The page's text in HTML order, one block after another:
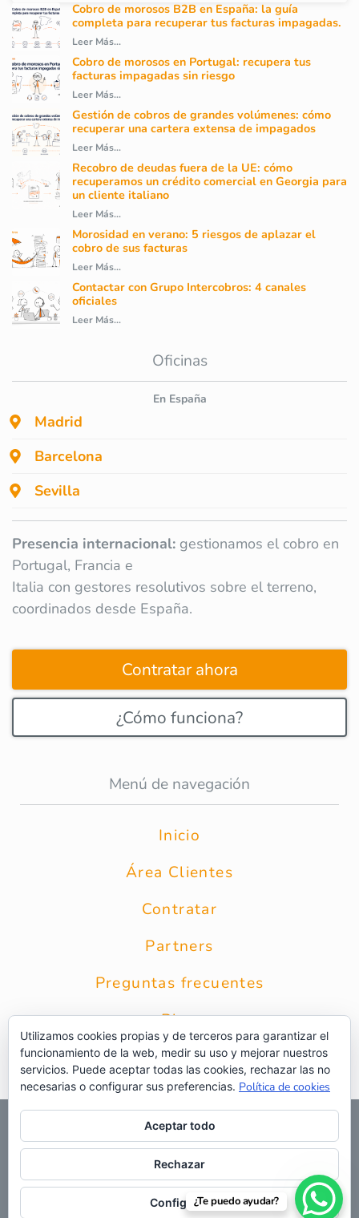
Cobro de morosos B2B en España: la guía
completa para recuperar tus facturas impagadas.
Leer Más...
Cobro de morosos en Portugal: recupera tus
facturas impagadas sin riesgo
Leer Más...
Gestión de cobros de grandes volúmenes: cómo
recuperar una cartera extensa de impagados
Leer Más...
Recobro de deudas fuera de la UE: cómo
recuperamos un crédito comercial en Georgia para
un cliente italiano
Leer Más...
Morosidad en verano: 5 riesgos de aplazar el
cobro de sus facturas
Leer Más...
Contactar con Grupo Intercobros: 4 canales
oficiales
Leer Más...
Oficinas
En España
Madrid
Barcelona
Sevilla
Presencia internacional: gestionamos el cobro en
Portugal, Francia e
Italia con gestores resolutivos sobre el terreno,
coordinados desde España.
Contratar ahora
¿Cómo funciona?
Menú de navegación
Inicio
Área Clientes
Contratar
Partners
Preguntas frecuentes
Blog
Contacto
© 2026 Grupo Intercobros|Calle Zurbarán 8 1* Planta 28010
|Política de privacidad
privacidad RRSS |Uso de cookies |Preguntas frecuentes |Web
¿Te puedo ayudar?
Utilizamos cookies propias y de terceros para garantizar el
funcionamiento de la web, medir su uso y mejorar nuestros
servicios. Puede aceptar todas las cookies, rechazar las no
necesarias o configurar sus preferencias. Política de cookies
Aceptar todo
Rechazar
Configurar